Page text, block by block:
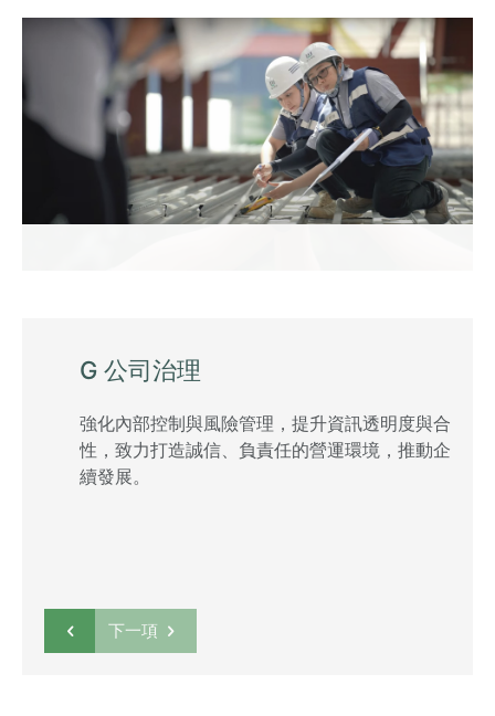
E 環境永續
在價值鏈中落實低碳生產與資源循環利用，以達成環
境永續的目標。
下一項